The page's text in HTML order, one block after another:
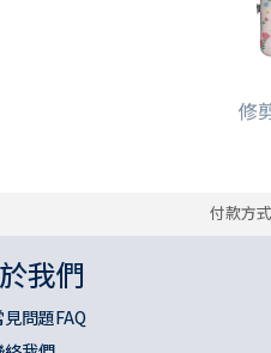
修
付款方
我們
見問題FAQ